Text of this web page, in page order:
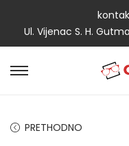
Ul. Vijenac S. H.
PRETHODNO